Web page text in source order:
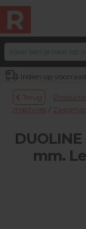
Indien op
Terug
machines /
mm.